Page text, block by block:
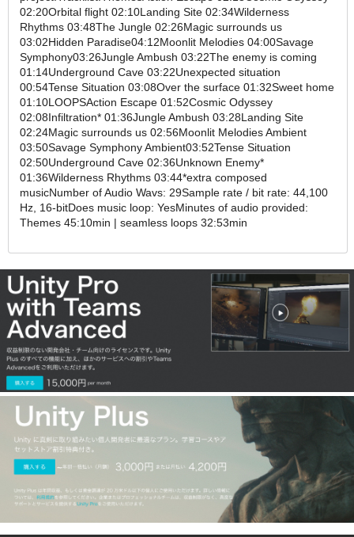
02:20Orbital flight 02:10Landing Site 02:34Wilderness
Rhythms 03:48The Jungle 02:26Magic surrounds us
03:02Hidden Paradise04:12Moonlit Melodies 04:00Savage
Symphony03:26Jungle Ambush 03:22The enemy is coming
01:14Underground Cave 03:22Unexpected situation
00:54Tense Situation 03:08Over the surface 01:32Sweet home
01:10LOOPSAction Escape 01:52Cosmic Odyssey
02:08Infiltration* 01:36Jungle Ambush 03:28Landing Site
02:24Magic surrounds us 02:56Moonlit Melodies Ambient
03:50Savage Symphony Ambient03:52Tense Situation
02:50Underground Cave 02:36Unknown Enemy*
01:36Wilderness Rhythms 03:44*extra composed
musicNumber of Audio Wavs: 29Sample rate / bit rate: 44,100
Hz, 16-bitDoes music loop: YesMinutes of audio provided:
Themes 45:10min | seamless loops 32:53min